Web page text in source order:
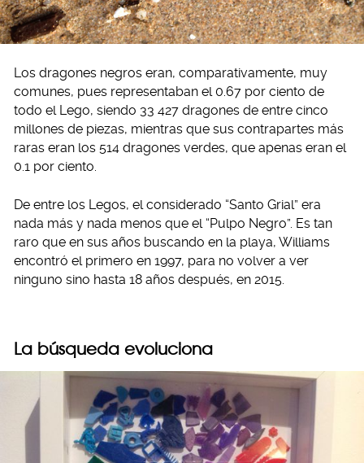
Los dragones negros eran, comparativamente, muy
comunes, pues representaban el 0.67 por ciento de
todo el Lego, siendo 33 427 dragones de entre cinco
millones de piezas, mientras que sus contrapartes más
raras eran los 514 dragones verdes, que apenas eran el
0.1 por ciento.
De entre los Legos, el considerado “Santo Grial” era
nada más y nada menos que el “Pulpo Negro”. Es tan
raro que en sus años buscando en la playa, Williams
encontró el primero en 1997, para no volver a ver
ninguno sino hasta 18 años después, en 2015.
La búsqueda evoluciona